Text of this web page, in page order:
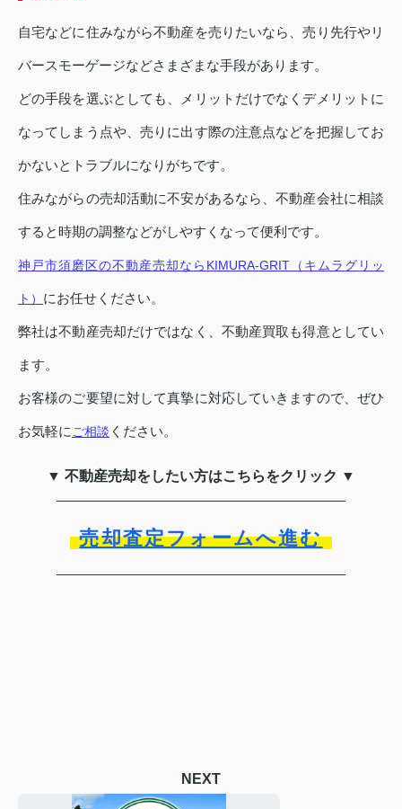
自宅などに住みながら不動産を売りたいなら、売り先行やリ
バースモーゲージなどさまざまな手段があります。
どの手段を選ぶとしても、メリットだけでなくデメリットに
なってしまう点や、売りに出す際の注意点などを把握してお
かないとトラブルになりがちです。
住みながらの売却活動に不安があるなら、不動産会社に相談
すると時期の調整などがしやすくなって便利です。
神戸市須磨区の不動産売却ならKIMURA-GRIT（キムラグリッ
ト） にお任せください。
弊社は不動産売却だけではなく、不動産買取も得意としてい
ます。
お客様のご要望に対して真摯に対応していきますので、ぜひ
お気軽に ご相談 ください。
▼ 不動産売却をしたい方はこちらをクリック ▼
売却査定フォームへ進む
NEXT